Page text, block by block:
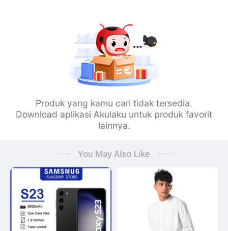
Produk yang kamu cari tidak tersedia.
Download aplikasi Akulaku untuk produk favorit
lainnya.